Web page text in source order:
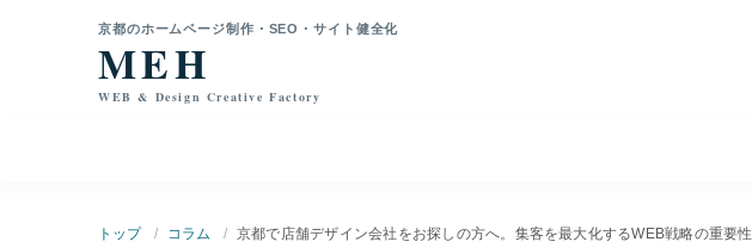
京都のホームページ制作・SEO・サイト健全化
MEH
WEB & Design Creative Factory
トップ コラム 京都で店舗デザイン会社をお探しの方へ。集客を最大化するWEB戦略の重要性